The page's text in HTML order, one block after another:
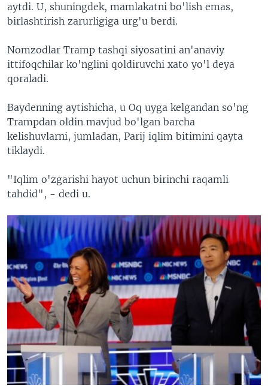
aytdi. U, shuningdek, mamlakatni bo'lish emas,
birlashtirish zarurligiga urg'u berdi.
Nomzodlar Tramp tashqi siyosatini an'anaviy
ittifoqchilar ko'nglini qoldiruvchi xato yo'l deya
qoraladi.
Baydenning aytishicha, u Oq uyga kelgandan so'ng
Trampdan oldin mavjud bo'lgan barcha
kelishuvlarni, jumladan, Parij iqlim bitimini qayta
tiklaydi.
"Iqlim o'zgarishi hayot uchun birinchi raqamli
tahdid", - dedi u.